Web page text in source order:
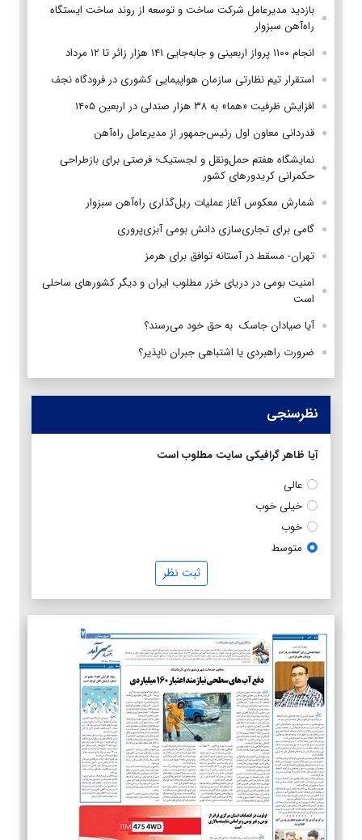
بازدید مدیرعامل شرکت ساخت و توسعه از روند ساخت ایستگاه
راه‌آهن سبزوار
انجام ۱۱۰۰ پرواز اربعینی و جابه‌جایی ۱۴۱ هزار زائر تا ۱۲ مرداد
استقرار تیم‌ نظارتی سازمان هواپیمایی کشوری در فرودگاه نجف
افزایش ظرفیت «هما» به ۳۸ هزار صندلی در اربعین ۱۴۰۵
قدردانی معاون اول رئیس‌جمهور از مدیرعامل راه‌آهن
نمایشگاه هفتم حمل‌ونقل و لجستیک؛ فرصتی برای بازطراحی
حکمرانی کریدورهای کشور
شمارش معکوس آغاز عملیات ریل‌گذاری راه‌آهن سبزوار
گامی برای تجاری‌سازی دانش بومی آبزی‌پروری
تهران- مسقط در آستانه توافق برای هرمز
امنیت بومی در دریای خزر مطلوب ایران و دیگر کشورهای ساحلی
است
آیا صیادان جاسک به حق خود می‌رسند؟
ضرورت راهبردی یا اشتباهی جبران ناپذیر؟
نظرسنجی
آیا ظاهر گرافیکی سایت مطلوب است
عالی
خیلی خوب
خوب
متوسط
ثبت نظر